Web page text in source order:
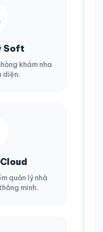
Soft
khám nha
diện.
quản lý nhà
minh.